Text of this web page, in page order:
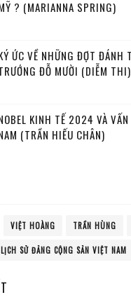
? (MARIANNA SPRING)
ỨC VỀ NHỮNG ĐỢT ĐÁNH
ĐỖ MƯỜI (DIỄM THI)
KINH TẾ 2024 VÀ
(TRẦN HIẾU CHÂN)
VIỆT HOÀNG TRẦN HÙNG
LỊCH SỬ ĐẢNG CỘNG SẢN VIỆT NAM